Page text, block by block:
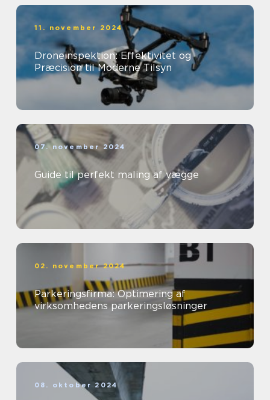
11. november 2024
Droneinspektion: Effektivitet og
Præcision til Moderne Tilsyn
07. november 2024
Guide til perfekt maling af vægge
02. november 2024
Parkeringsfirma: Optimering af
virksomhedens parkeringsløsninger
08. oktober 2024